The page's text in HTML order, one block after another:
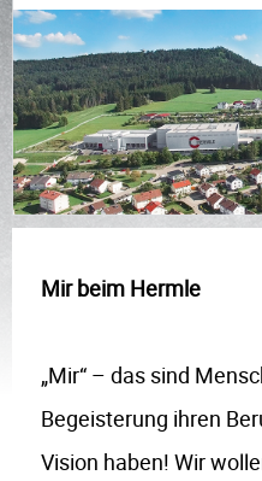
Mir beim Hermle
„Mir“ – das sind
Begeisterung ihren
Vision haben! Wir